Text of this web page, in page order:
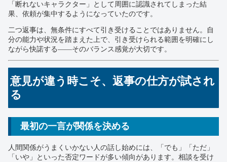
「断れないキャラクター」として周囲に認識されてしまった結
果、依頼が集中するようになっていたのです。
二つ返事は、無条件にすべて引き受けることではありません。自
分の能力や状況を踏まえた上で、引き受けられる範囲を明確にし
ながら快諾する——そのバランス感覚が大切です。
意見が違う時こそ、返事の仕方が試され
る
最初の一言が関係を決める
人間関係がうまくいかない人の話し始めには、「でも」「ただ」
「いや」といった否定ワードが多い傾向があります。相談を受け